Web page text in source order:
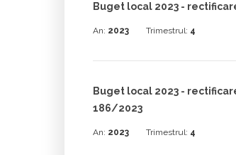
Buget local 2023 -
An: 2023 Trimestrul: 4
Buget local 2023 -
186/2023
An: 2023 Trimestrul: 4